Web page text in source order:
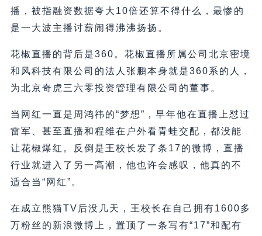
播，被指融资数据夸大10倍还算不得什么，最惨的
是一大波主播讨薪闹得沸沸扬扬。
花椒直播的背后是360。花椒直播所属公司北京密境
和风科技有限公司的法人张鹏本身就是360系的人，
为北京奇虎三六零投资管理有限公司的董事。
当网红一直是周鸿祎的“梦想”，早年他在直播上怼过
雷军、甚至直播和程维在户外看青蛙交配，都没能
让花椒爆红。反倒是王校长发了条17的微博，直播
行业就进入了另一高潮，他也许会感叹，他真的不
适合当“网红”。
在成立熊猫TV后没几天，王校长在自己拥有1600多
万粉丝的新浪微博上，置顶了一条写有“17”和配有